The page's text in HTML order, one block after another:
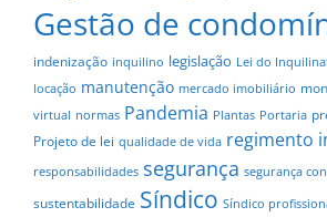
Gestão de
indenização inquilino legislação Lei do
locação manutenção mercado imobiliário
virtual normas Pandemia Plantas Portaria
Projeto de lei qualidade de vida regimento
responsabilidades segurança segurança
sustentabilidade Síndico Síndico